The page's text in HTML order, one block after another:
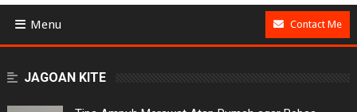
Menu Contact Me
JAGOAN KITE